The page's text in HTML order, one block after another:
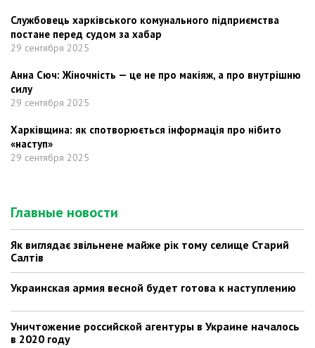
Службовець харківського комунального підприємства
постане перед судом за хабар
29 сентября 2025
Анна Сюч: Жіночність — це не про макіяж, а про внутрішню
силу
29 сентября 2025
Харківщина: як спотворюється інформація про нібито
«наступ»
29 сентября 2025
Главные новости
Як виглядає звільнене майже рік тому селище Старий
Салтів
Украинская армия весной будет готова к наступлению
Уничтожение российской агентуры в Украине началось
в 2020 году